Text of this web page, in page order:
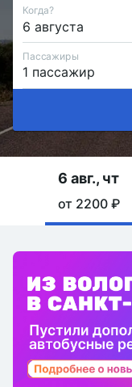
Когда?
Пассажиры
6 авг., чт
от 2200 ₽